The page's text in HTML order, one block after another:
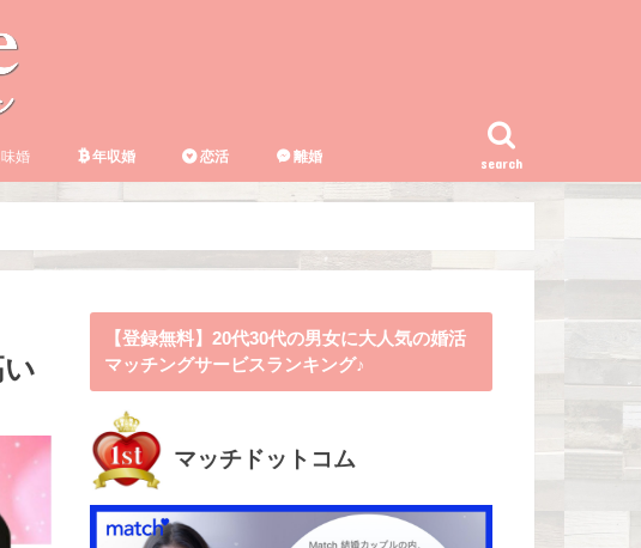
search
婚 年収婚 恋活 離婚
【登録無料】20代30代の男女に大人気の婚活
マッチングサービスランキング♪
マッチドットコム